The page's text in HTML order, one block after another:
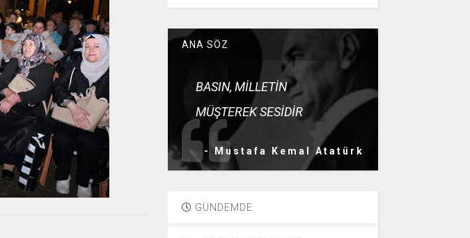
ANA SÖZ
BASIN, MİLLETİN
MÜŞTEREK SESİDİR
- Mustafa Kemal Atatürk
GÜNDEMDE